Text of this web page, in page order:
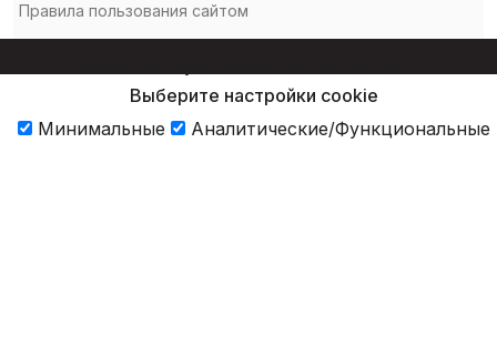
Правила пользования сайтом
Выберите настройки cookie
Минимальные
Аналитические/Функциональные